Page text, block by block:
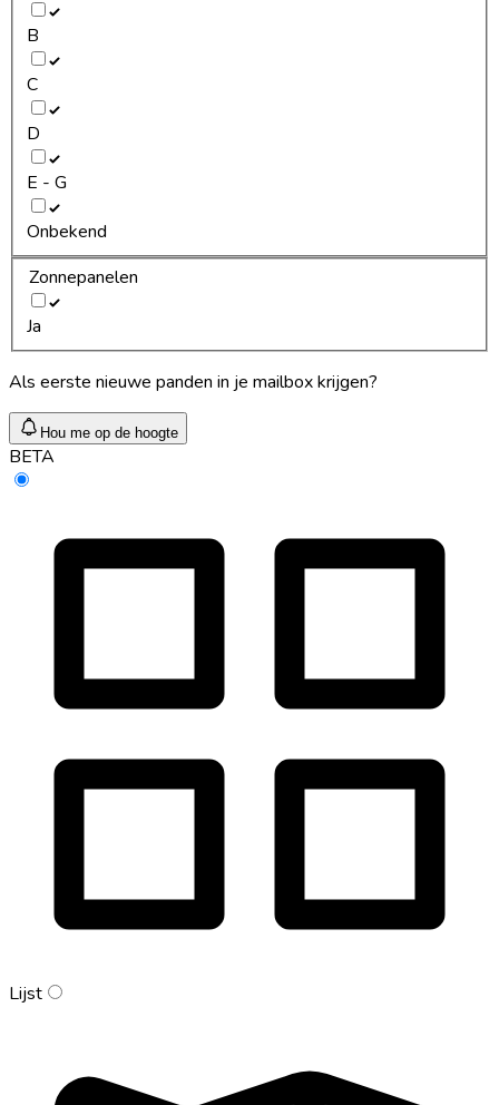
B
C
D
E - G
Onbekend
Zonnepanelen
Ja
Als eerste nieuwe panden in je mailbox krijgen?
Hou me op de hoogte
BETA
Lijst